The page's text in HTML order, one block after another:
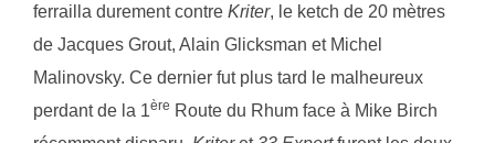
ferrailla durement contre Kriter, le ketch de 20 mètres
de Jacques Grout, Alain Glicksman et Michel
Malinovsky. Ce dernier fut plus tard le malheureux
perdant de la 1ère Route du Rhum face à Mike Birch